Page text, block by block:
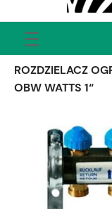
ROZDZIELACZ
OBW WATTS 1“